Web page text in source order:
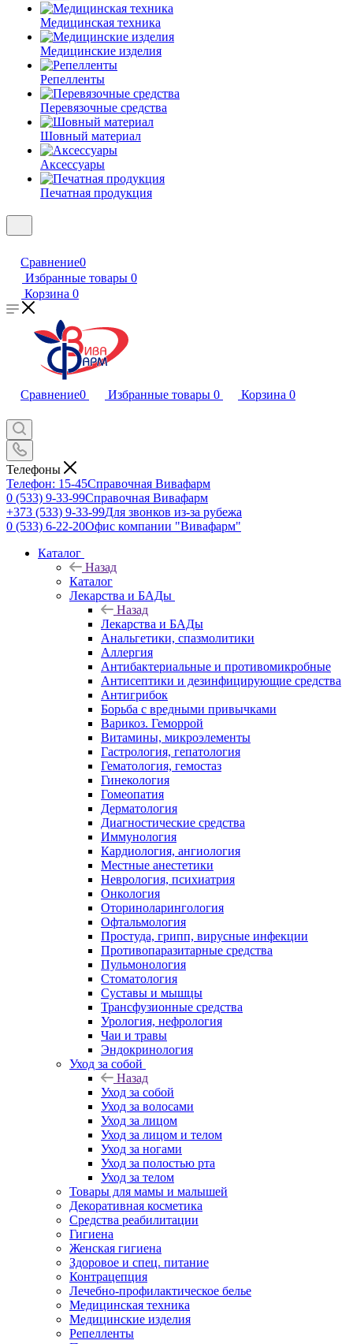
Медицинская техника
Медицинские изделия
Репелленты
Перевязочные средства
Шовный материал
Аксессуары
Печатная продукция
Сравнение0
Избранные товары 0
Корзина 0
Сравнение0 Избранные товары 0 Корзина 0
Телефоны
Телефон: 15-45Справочная Вивафарм
0 (533) 9-33-99Справочная Вивафарм
+373 (533) 9-33-99Для звонков из-за рубежа
0 (533) 6-22-20Офис компании "Вивафарм"
Каталог
Назад
Каталог
Лекарства и БАДы
Назад
Лекарства и БАДы
Анальгетики, спазмолитики
Аллергия
Антибактериальные и противомикробные
Антисептики и дезинфицирующие средства
Антигрибок
Борьба с вредными привычками
Варикоз. Геморрой
Витамины, микроэлементы
Гастрология, гепатология
Гематология, гемостаз
Гинекология
Гомеопатия
Дерматология
Диагностические средства
Иммунология
Кардиология, ангиология
Местные анестетики
Неврология, психиатрия
Онкология
Оториноларингология
Офтальмология
Простуда, грипп, вирусные инфекции
Противопаразитарные средства
Пульмонология
Стоматология
Суставы и мышцы
Трансфузионные средства
Урология, нефрология
Чаи и травы
Эндокринология
Уход за собой
Назад
Уход за собой
Уход за волосами
Уход за лицом
Уход за лицом и телом
Уход за ногами
Уход за полостью рта
Уход за телом
Товары для мамы и малышей
Декоративная косметика
Средства реабилитации
Гигиена
Женская гигиена
Здоровое и спец. питание
Контрацепция
Лечебно-профилактическое белье
Медицинская техника
Медицинские изделия
Репелленты